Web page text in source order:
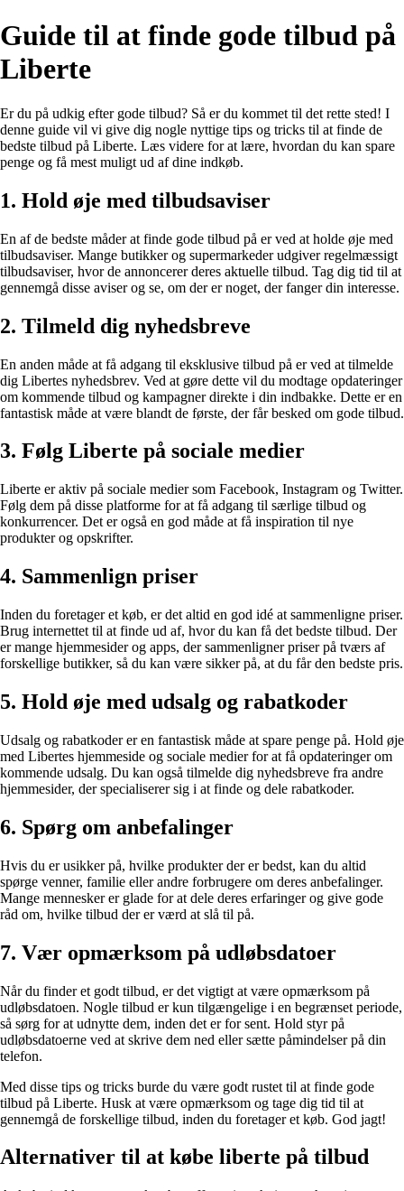
Guide til at finde gode tilbud på
Liberte
Er du på udkig efter gode tilbud? Så er du kommet til det rette sted! I
denne guide vil vi give dig nogle nyttige tips og tricks til at finde de
bedste tilbud på Liberte. Læs videre for at lære, hvordan du kan spare
penge og få mest muligt ud af dine indkøb.
1. Hold øje med tilbudsaviser
En af de bedste måder at finde gode tilbud på er ved at holde øje med
tilbudsaviser. Mange butikker og supermarkeder udgiver regelmæssigt
tilbudsaviser, hvor de annoncerer deres aktuelle tilbud. Tag dig tid til at
gennemgå disse aviser og se, om der er noget, der fanger din interesse.
2. Tilmeld dig nyhedsbreve
En anden måde at få adgang til eksklusive tilbud på er ved at tilmelde
dig Libertes nyhedsbrev. Ved at gøre dette vil du modtage opdateringer
om kommende tilbud og kampagner direkte i din indbakke. Dette er en
fantastisk måde at være blandt de første, der får besked om gode tilbud.
3. Følg Liberte på sociale medier
Liberte er aktiv på sociale medier som Facebook, Instagram og Twitter.
Følg dem på disse platforme for at få adgang til særlige tilbud og
konkurrencer. Det er også en god måde at få inspiration til nye
produkter og opskrifter.
4. Sammenlign priser
Inden du foretager et køb, er det altid en god idé at sammenligne priser.
Brug internettet til at finde ud af, hvor du kan få det bedste tilbud. Der
er mange hjemmesider og apps, der sammenligner priser på tværs af
forskellige butikker, så du kan være sikker på, at du får den bedste pris.
5. Hold øje med udsalg og rabatkoder
Udsalg og rabatkoder er en fantastisk måde at spare penge på. Hold øje
med Libertes hjemmeside og sociale medier for at få opdateringer om
kommende udsalg. Du kan også tilmelde dig nyhedsbreve fra andre
hjemmesider, der specialiserer sig i at finde og dele rabatkoder.
6. Spørg om anbefalinger
Hvis du er usikker på, hvilke produkter der er bedst, kan du altid
spørge venner, familie eller andre forbrugere om deres anbefalinger.
Mange mennesker er glade for at dele deres erfaringer og give gode
råd om, hvilke tilbud der er værd at slå til på.
7. Vær opmærksom på udløbsdatoer
Når du finder et godt tilbud, er det vigtigt at være opmærksom på
udløbsdatoen. Nogle tilbud er kun tilgængelige i en begrænset periode,
så sørg for at udnytte dem, inden det er for sent. Hold styr på
udløbsdatoerne ved at skrive dem ned eller sætte påmindelser på din
telefon.
Med disse tips og tricks burde du være godt rustet til at finde gode
tilbud på Liberte. Husk at være opmærksom og tage dig tid til at
gennemgå de forskellige tilbud, inden du foretager et køb. God jagt!
Alternativer til at købe liberte på tilbud